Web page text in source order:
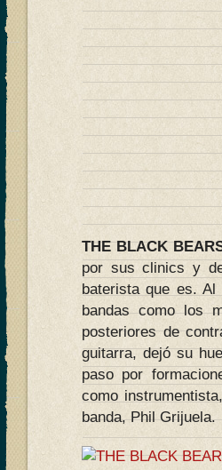
THE BLACK
por sus clinics y
baterista que es.
bandas como los
posteriores de
guitarra, dejó su
paso por
como
banda, Phil Grijuela.